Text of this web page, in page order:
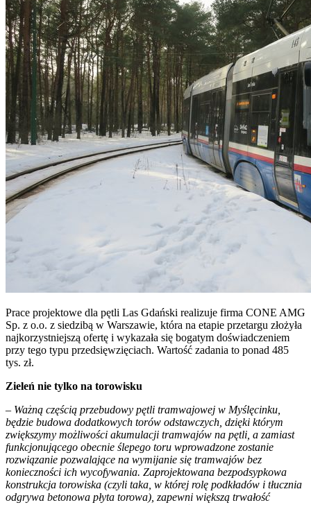
Prace projektowe dla pętli Las Gdański realizuje firma CONE AMG
Sp. z o.o. z siedzibą w Warszawie, która na etapie przetargu złożyła
najkorzystniejszą ofertę i wykazała się bogatym doświadczeniem
przy tego typu przedsięwzięciach. Wartość zadania to ponad 485
tys. zł.
Zieleń nie tylko na torowisku
– Ważną częścią przebudowy pętli tramwajowej w Myślęcinku,
będzie budowa dodatkowych torów odstawczych, dzięki którym
zwiększymy możliwości akumulacji tramwajów na pętli, a zamiast
funkcjonującego obecnie ślepego toru wprowadzone zostanie
rozwiązanie pozwalające na wymijanie się tramwajów bez
konieczności ich wycofywania. Zaprojektowana bezpodsypkowa
konstrukcja torowiska (czyli taka, w której rolę podkładów i tłucznia
odgrywa betonowa płyta torowa), zapewni większą trwałość